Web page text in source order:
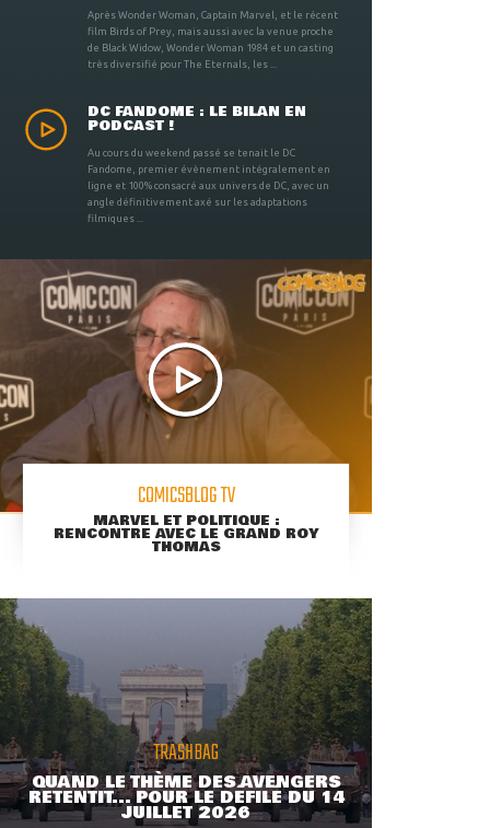
Après Wonder Woman, Captain Marvel, et le récent
film Birds of Prey, mais aussi avec la venue proche
de Black Widow, Wonder Woman 1984 et un casting
très diversifié pour The Eternals, les ...
DC FANDOME : LE BILAN EN
PODCAST !
Au cours du weekend passé se tenait le DC
Fandome, premier évènement intégralement en
ligne et 100% consacré aux univers de DC, avec un
angle définitivement axé sur les adaptations
filmiques ...
COMICSBLOG TV
MARVEL ET POLITIQUE :
RENCONTRE AVEC LE GRAND ROY
THOMAS
TRASHBAG
QUAND LE THÈME DES AVENGERS
RETENTIT... POUR LE DÉFILÉ DU 14
JUILLET 2026